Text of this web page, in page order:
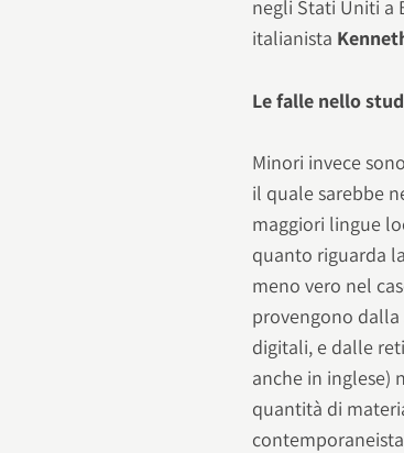
negli Stati Uniti a
italianista
Le falle nello
Minori invece
il quale sarebbe
maggiori lingue
quanto riguarda
meno vero nel
provengono
digitali, e dalle
anche in inglese)
quantità di